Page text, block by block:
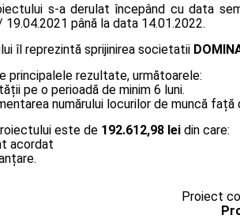
s-a derulat începând cu data
până la data 14.01.2022.
îl reprezintă sprijinirea societatii
principalele rezultate, următoarele:
pe o perioadă de minim 6 luni.
numărului locurilor de muncă față
este de 192.612,98 lei din care:
acordat
Proiect